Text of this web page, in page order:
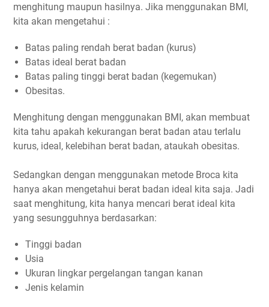
menghitung maupun hasilnya. Jika menggunakan BMI,
kita akan mengetahui :
Batas paling rendah berat badan (kurus)
Batas ideal berat badan
Batas paling tinggi berat badan (kegemukan)
Obesitas.
Menghitung dengan menggunakan BMI, akan membuat
kita tahu apakah kekurangan berat badan atau terlalu
kurus, ideal, kelebihan berat badan, ataukah obesitas.
Sedangkan dengan menggunakan metode Broca kita
hanya akan mengetahui berat badan ideal kita saja. Jadi
saat menghitung, kita hanya mencari berat ideal kita
yang sesungguhnya berdasarkan:
Tinggi badan
Usia
Ukuran lingkar pergelangan tangan kanan
Jenis kelamin